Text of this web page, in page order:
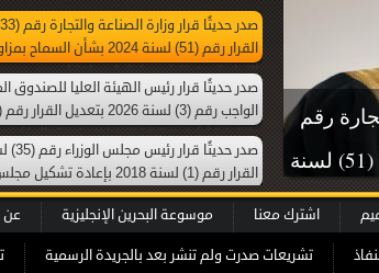
القرار رقم (51) لسنة 2024
التجارية من خلال محل تجاري افتراضي
صدر حديثًا قرار رئيس الهيئة العليا
بإعادة تشكيل الهيئة العليا للصندوق
القرار رقم (1) لسنة 2018 بإعادة تشكيل مجلس الخدمة المدنية
رقم
(33) لسنة 2026 بتعديل القرار رقم (51) لسنة
اشترك معنا موسوعة البحرين الإنجليزية عن
تشريعات صدرت ولم تنشر بعد بالجريدة الرسمية